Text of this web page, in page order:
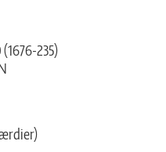
235)